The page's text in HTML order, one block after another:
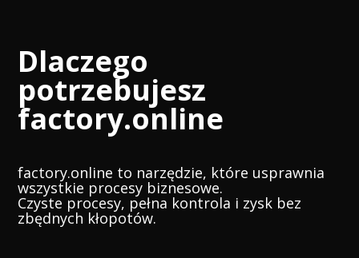
Dlaczego
potrzebujesz
factory.online
factory.online to narzędzie, które usprawnia
wszystkie procesy biznesowe.
Czyste procesy, pełna kontrola i zysk bez
zbędnych kłopotów.